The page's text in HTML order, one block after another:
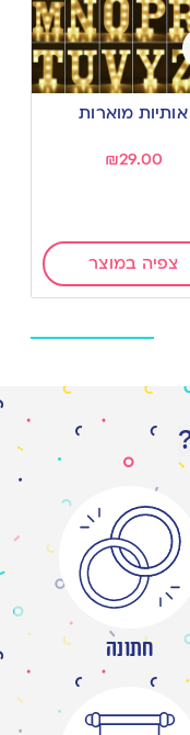
אותיות מוארות
₪29.00
צפיה במוצר
חתונה